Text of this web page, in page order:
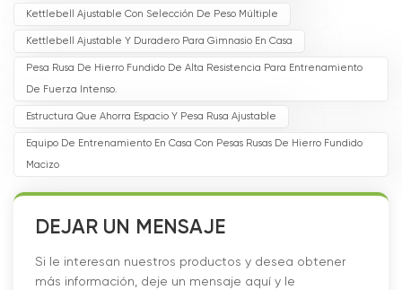
Kettlebell Ajustable Con Selección De Peso Múltiple
Kettlebell Ajustable Y Duradero Para Gimnasio En Casa
Pesa Rusa De Hierro Fundido De Alta Resistencia Para Entrenamiento
De Fuerza Intenso.
Estructura Que Ahorra Espacio Y Pesa Rusa Ajustable
Equipo De Entrenamiento En Casa Con Pesas Rusas De Hierro Fundido
Macizo
DEJAR UN MENSAJE
Si le interesan nuestros productos y desea obtener
más información, deje un mensaje aquí y le